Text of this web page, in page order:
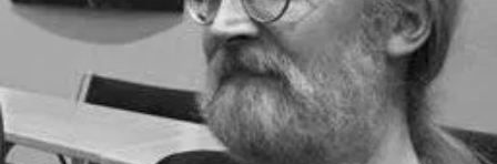
Поделиться
подписаться
подписаться
да
нет, вернуться назад